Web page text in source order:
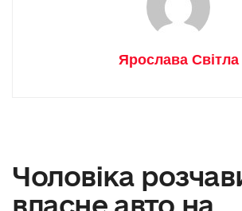
Ярослава Світла
Чоловіка
власне авто на